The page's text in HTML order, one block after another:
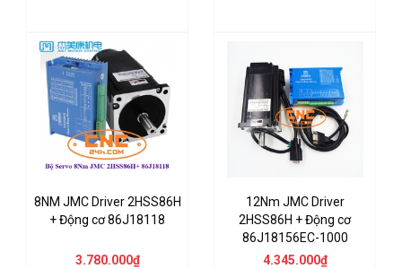
8NM JMC Driver 2HSS86H
+ Động cơ 86J18118
3.780.000₫
12Nm JMC Driver
2HSS86H + Động cơ
86J18156EC-1000
4.345.000₫